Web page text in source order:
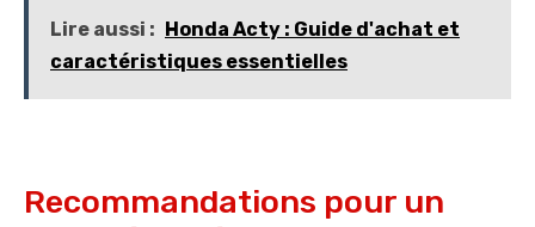
Lire aussi : Honda Acty : Guide d'achat et
caractéristiques essentielles
Recommandations pour un